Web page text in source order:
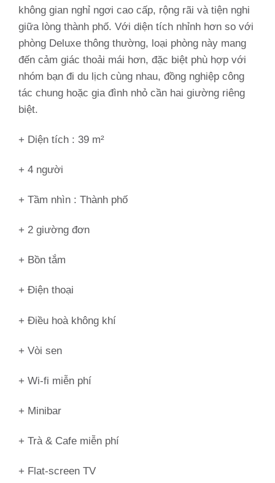
không gian nghỉ ngơi cao cấp, rộng rãi và tiện nghi
giữa lòng thành phố. Với diện tích nhỉnh hơn so với
phòng Deluxe thông thường, loại phòng này mang
đến cảm giác thoải mái hơn, đặc biệt phù hợp với
nhóm bạn đi du lịch cùng nhau, đồng nghiệp công
tác chung hoặc gia đình nhỏ cần hai giường riêng
biệt.
+ Diện tích : 39 m²
+ 4 người
+ Tầm nhìn : Thành phố
+ 2 giường đơn
+ Bồn tắm
+ Điện thoại
+ Điều hoà không khí
+ Vòi sen
+ Wi-fi miễn phí
+ Minibar
+ Trà & Cafe miễn phí
+ Flat-screen TV